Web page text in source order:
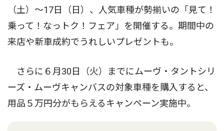
（土）〜17日（日）、人気車種が勢揃いの「見て！
乗って！なっトク！フェア」を開催する。期間中の
来店や新車成約でうれしいプレゼントも。
さらに６月30日（火）までにムーヴ・タントシリ
ーズ・ムーヴキャンバスの対象車種を購入すると、
用品５万円分がもらえるキャンペーン実施中。